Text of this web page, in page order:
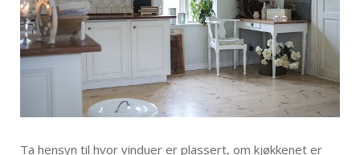
Ta hensyn til hvor vinduer er plassert, om kjøkkenet er